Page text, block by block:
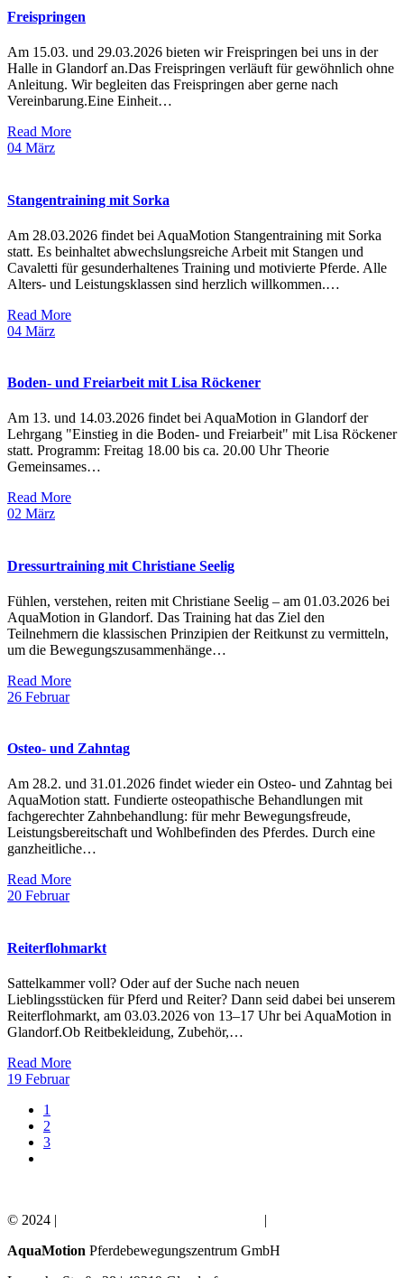
Freispringen
Am 15.03. und 29.03.2026 bieten wir Freispringen bei uns in der
Halle in Glandorf an.Das Freispringen verläuft für gewöhnlich ohne
Anleitung. Wir begleiten das Freispringen aber gerne nach
Vereinbarung.Eine Einheit…
Read More
04 März
Stangentraining mit Sorka
Am 28.03.2026 findet bei AquaMotion Stangentraining mit Sorka
statt. Es beinhaltet abwechslungsreiche Arbeit mit Stangen und
Cavaletti für gesunderhaltenes Training und motivierte Pferde. Alle
Alters- und Leistungsklassen sind herzlich willkommen.…
Read More
04 März
Boden- und Freiarbeit mit Lisa Röckener
Am 13. und 14.03.2026 findet bei AquaMotion in Glandorf der
Lehrgang "Einstieg in die Boden- und Freiarbeit" mit Lisa Röckener
statt. Programm: Freitag 18.00 bis ca. 20.00 Uhr Theorie
Gemeinsames…
Read More
02 März
Dressurtraining mit Christiane Seelig
Fühlen, verstehen, reiten mit Christiane Seelig – am 01.03.2026 bei
AquaMotion in Glandorf. Das Training hat das Ziel den
Teilnehmern die klassischen Prinzipien der Reitkunst zu vermitteln,
um die Bewegungszusammenhänge…
Read More
26 Februar
Osteo- und Zahntag
Am 28.2. und 31.01.2026 findet wieder ein Osteo- und Zahntag bei
AquaMotion statt. Fundierte osteopathische Behandlungen mit
fachgerechter Zahnbehandlung: für mehr Bewegungsfreude,
Leistungsbereitschaft und Wohlbefinden des Pferdes. Durch eine
ganzheitliche…
Read More
20 Februar
Reiterflohmarkt
Sattelkammer voll? Oder auf der Suche nach neuen
Lieblingsstücken für Pferd und Reiter? Dann seid dabei bei unserem
Reiterflohmarkt, am 03.03.2026 von 13–17 Uhr bei AquaMotion in
Glandorf.Ob Reitbekleidung, Zubehör,…
Read More
19 Februar
1
2
3
© 2024 | |
AquaMotion Pferdebewegungszentrum GmbH